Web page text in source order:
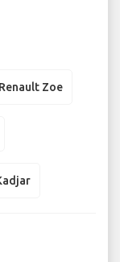
Renault Zoe